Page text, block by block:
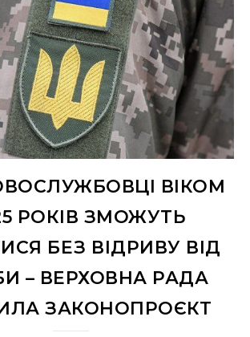
ВІКОМ
РОКІВ ЗМОЖУТЬ
БЕЗ ВІДРИВУ ВІД
– ВЕРХОВНА РАДА
ЗАКОНОПРОЄКТ